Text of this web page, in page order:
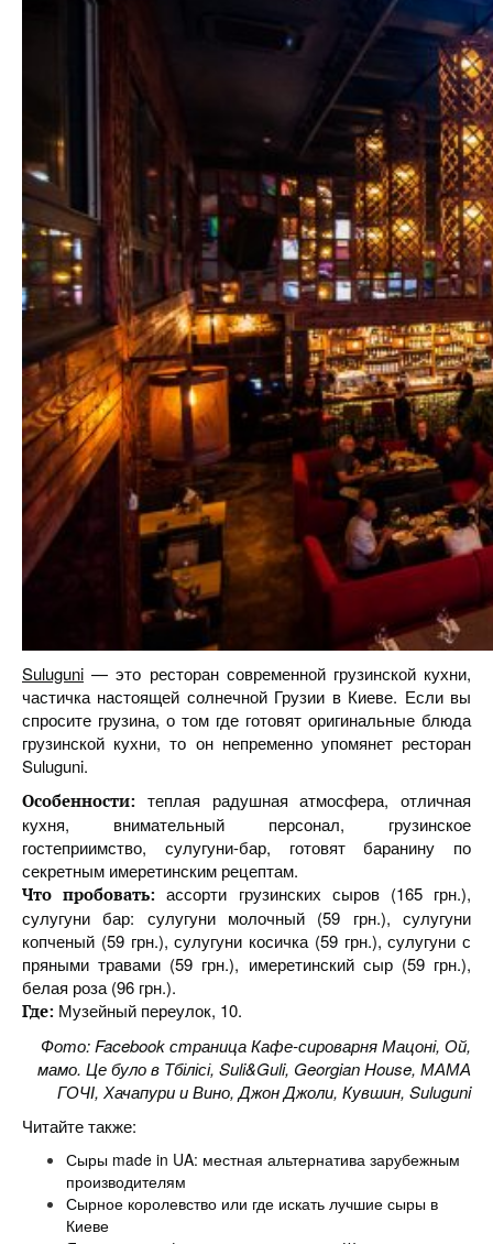
Suluguni — это ресторан современной грузинской кухни,
частичка настоящей солнечной Грузии в Киеве. Если вы
спросите грузина, о том где готовят оригинальные блюда
грузинской кухни, то он непременно упомянет ресторан
Suluguni.
Особенности: теплая радушная атмосфера, отличная
кухня, внимательный персонал, грузинское
гостеприимство, сулугуни-бар, готовят баранину по
секретным имеретинским рецептам.
Что пробовать: ассорти грузинских сыров (165 грн.),
сулугуни бар: сулугуни молочный (59 грн.), сулугуни
копченый (59 грн.), сулугуни косичка (59 грн.), сулугуни с
пряными травами (59 грн.), имеретинский сыр (59 грн.),
белая роза (96 грн.).
Где: Музейный переулок, 10.
Фото: Facebook страница Кафе-сироварня Мацоні, Ой,
мамо. Це було в Тбілісі, Suli&Guli, Georgian House, МАМА
ГОЧІ, Хачапури и Вино, Джон Джоли, Кувшин, Suluguni
Читайте также:
Сыры made in UA: местная альтернатива зарубежным
производителям
Сырное королевство или где искать лучшие сыры в
Киеве